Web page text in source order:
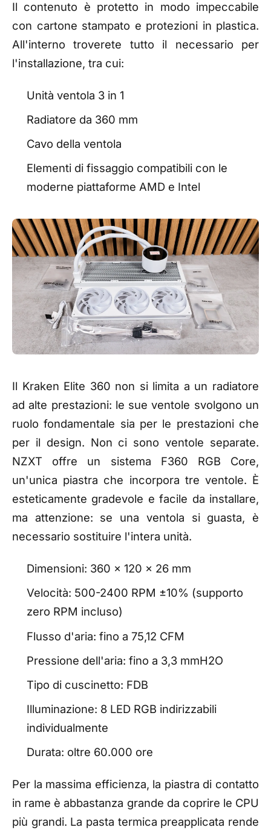
Il contenuto è protetto in modo impeccabile
con cartone stampato e protezioni in plastica.
All'interno troverete tutto il necessario per
l'installazione, tra cui:
Unità ventola 3 in 1
Radiatore da 360 mm
Cavo della ventola
Elementi di fissaggio compatibili con le
moderne piattaforme AMD e Intel
Il Kraken Elite 360 non si limita a un radiatore
ad alte prestazioni: le sue ventole svolgono un
ruolo fondamentale sia per le prestazioni che
per il design. Non ci sono ventole separate.
NZXT offre un sistema F360 RGB Core,
un'unica piastra che incorpora tre ventole. È
esteticamente gradevole e facile da installare,
ma attenzione: se una ventola si guasta, è
necessario sostituire l'intera unità.
Dimensioni: 360 x 120 x 26 mm
Velocità: 500-2400 RPM ±10% (supporto
zero RPM incluso)
Flusso d'aria: fino a 75,12 CFM
Pressione dell'aria: fino a 3,3 mmH2O
Tipo di cuscinetto: FDB
Illuminazione: 8 LED RGB indirizzabili
individualmente
Durata: oltre 60.000 ore
Per la massima efficienza, la piastra di contatto
in rame è abbastanza grande da coprire le CPU
più grandi. La pasta termica preapplicata rende